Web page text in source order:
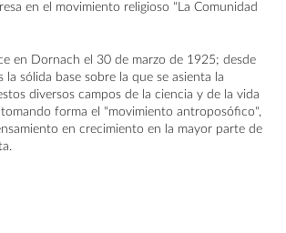
en el movimiento religioso "La Comunidad
en Dornach el 30 de marzo de 1925; desde
la sólida base sobre la que se asienta la
diversos campos de la ciencia y de la vida
forma el "movimiento antroposófico",
en crecimiento en la mayor parte de